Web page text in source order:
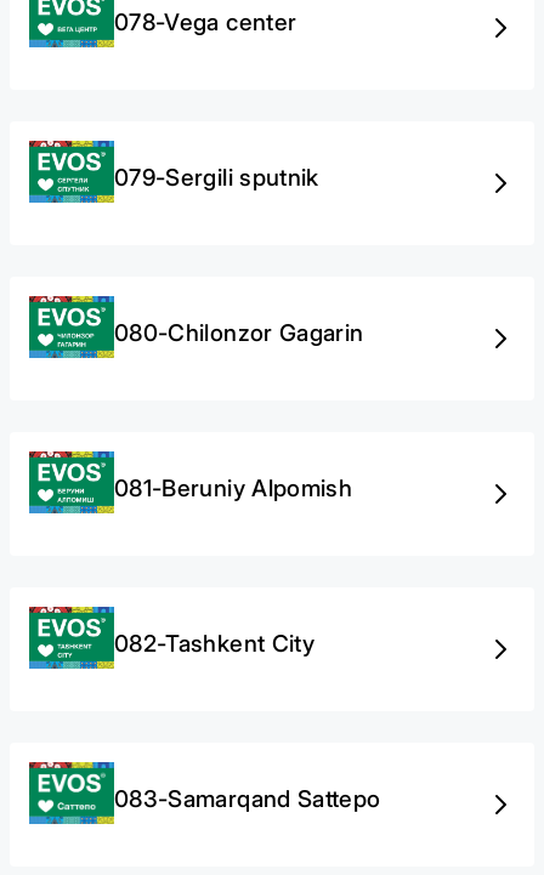
078-Vega center
079-Sergili sputnik
080-Chilonzor Gagarin
081-Beruniy Alpomish
082-Таshkent City
083-Samarqand Sattepo